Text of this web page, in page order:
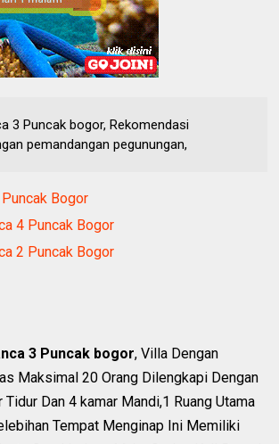
3 Puncak bogor, Rekomendasi
pemandangan pegunungan,
Bogor
4 Puncak Bogor
2 Puncak Bogor
3 Puncak bogor, Villa Dengan
Maksimal 20 Orang Dilengkapi Dengan
Tidur Dan 4 kamar Mandi,1 Ruang Utama
Tempat Menginap Ini Memiliki